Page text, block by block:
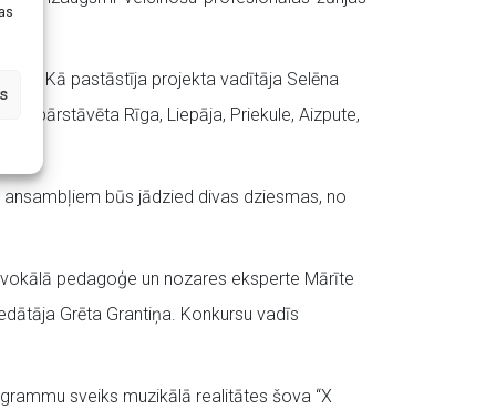
Kā pastāstīja projekta vadītāja Selēna
pārstāvēta Rīga, Liepāja, Priekule, Aizpute,
būs jādzied divas dziesmas, no
pedagoģe un nozares eksperte Mārīte
Grēta Grantiņa. Konkursu vadīs
sveiks muzikālā realitātes šova “X